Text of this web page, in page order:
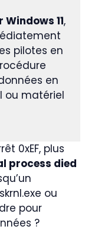
11,
pilotes en
en
ou matériel
0xEF, plus
process died
ou
pour
?